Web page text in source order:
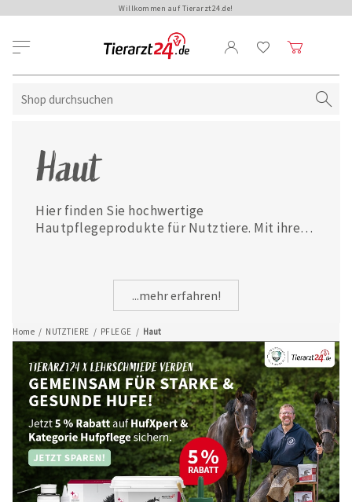
Willkommen auf Tierarzt24.de!
Home / NUTZTIERE / PFLEGE / Haut
Haut
Hier finden Sie hochwertige
Hautpflegeprodukte für Nutztiere. Mit ihren
pflegend und regenerierend.
...mehr erfahren!